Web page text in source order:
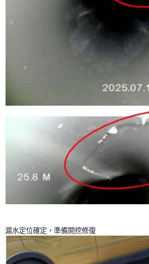
漏水定位確定，準備開挖修復